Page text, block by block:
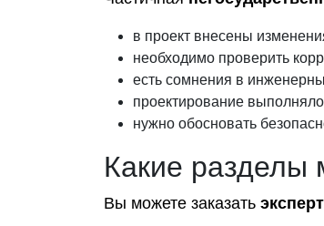
в проект внесены
необходимо проверить
есть сомнения в
проектирование
нужно обосновать
Какие разделы
Вы можете заказать